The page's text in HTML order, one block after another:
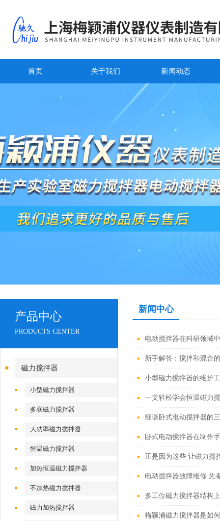
首页 关于我们 新闻动态
产品中心
PRODUCTS CENTER
磁力搅拌器
小型磁力搅拌器
多联磁力搅拌器
大功率磁力搅拌器
恒温磁力搅拌器
加热恒温磁力搅拌器
不加热磁力搅拌器
磁力加热搅拌器
新闻中心
电动搅拌器在科研领域
新手解答：搅拌和混合
小型磁力搅拌器的维护
一文轻松学会恒温磁力
细谈卧式电动搅拌器的
卧式电动搅拌器在制作
正是因为这些 让磁力搅
电动搅拌器故障维修 先
多工位磁力搅拌器结构
梅颖浦磁力搅拌器是如